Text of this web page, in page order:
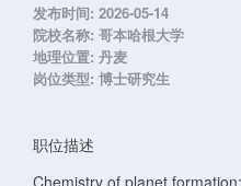
发布时间: 2026-05-14
院校名称: 哥本哈根大学
地理位置: 丹麦
岗位类型: 博士研究生
职位描述
Chemistry of planet formation;